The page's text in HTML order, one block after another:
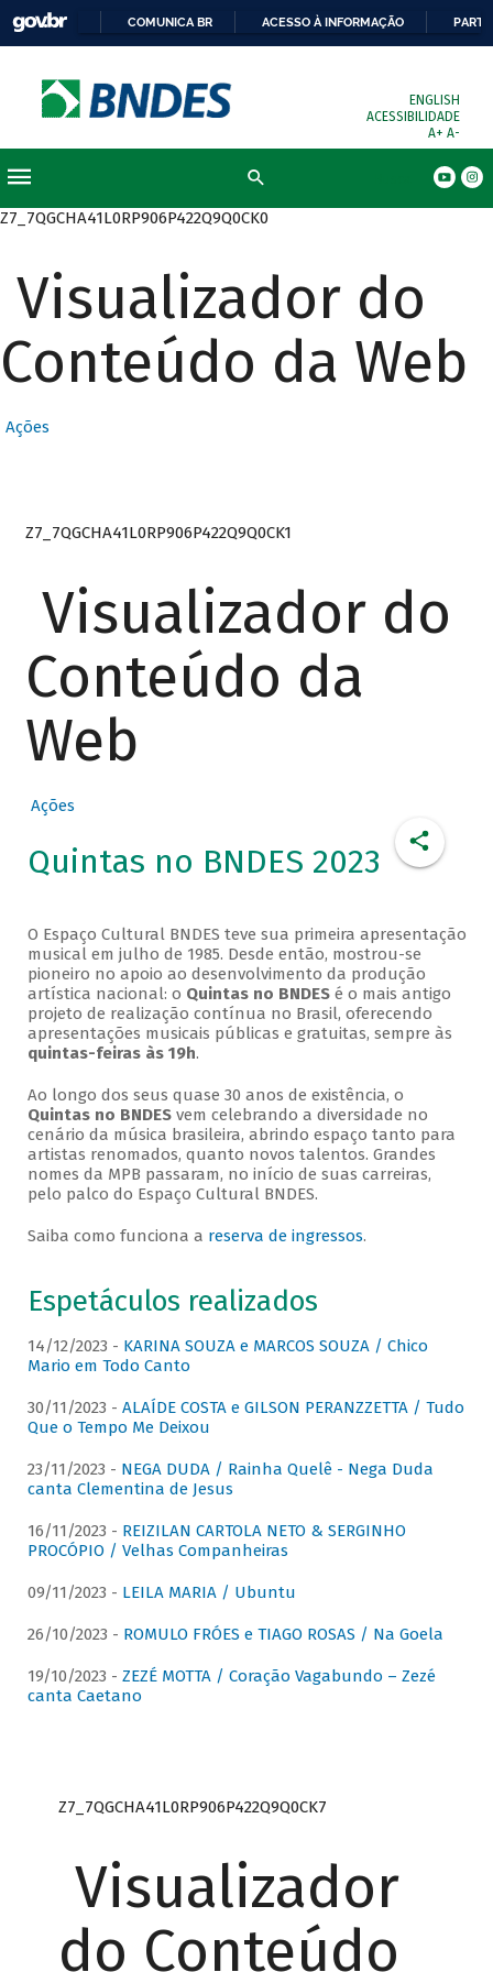
COMUNICA BR ACESSO À INFORMAÇÃO
ENGLISH
ACESSIBILIDADE
A+ A-
Z7_7QGCHA41L0RP906P422Q9Q0CK0
Visualizador do
Conteúdo da Web
Ações
Z7_7QGCHA41L0RP906P422Q9Q0CK1
Visualizador do
Conteúdo da
Web
Ações
Quintas no BNDES 2023
O Espaço Cultural BNDES teve sua primeira apresentação
musical em julho de 1985. Desde então, mostrou-se
pioneiro no apoio ao desenvolvimento da produção
artística nacional: o Quintas no BNDESé o mais antigo
projeto de realização contínua no Brasil, oferecendo
apresentações musicais públicas e gratuitas, sempre às
quintas-feiras às 19h.
Ao longo dos seus quase 30 anos de existência, o
Quintas no BNDESvem celebrando a diversidade no
cenário da música brasileira, abrindo espaço tanto para
artistas renomados, quanto novos talentos. Grandes
nomes da MPB passaram, no início de suas carreiras,
pelo palco do Espaço Cultural BNDES.
Saiba como funciona a reserva de ingressos.
Espetáculos realizados
14/12/2023 - KARINA SOUZA e MARCOS SOUZA / Chico
Mario em Todo Canto
30/11/2023 - ALAÍDE COSTA e GILSON PERANZZETTA / Tudo
Que o Tempo Me Deixou
23/11/2023 - NEGA DUDA / Rainha Quelê - Nega Duda
canta Clementina de Jesus
16/11/2023 - REIZILAN CARTOLA NETO & SERGINHO
PROCÓPIO / Velhas Companheiras
09/11/2023 - LEILA MARIA / Ubuntu
26/10/2023 - ROMULO FRÓES e TIAGO ROSAS / Na Goela
19/10/2023 - ZEZÉ MOTTA / Coração Vagabundo – Zezé
canta Caetano
Z7_7QGCHA41L0RP906P422Q9Q0CK7
Visualizador
do Conteúdo